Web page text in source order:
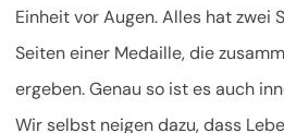
Einheit vor Augen. Alles hat zwei
Seiten einer Medaille, die
ergeben. Genau so ist es auch
Wir selbst neigen dazu, dass